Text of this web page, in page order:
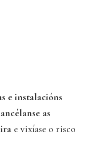
e instalacións
as
e vixíase o risco